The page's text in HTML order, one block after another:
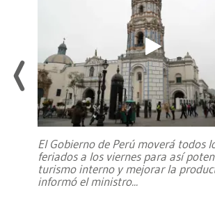
El Gobierno de Perú moverá todos
feriados a los viernes para así
turismo interno y mejorar la
informó el ministro...